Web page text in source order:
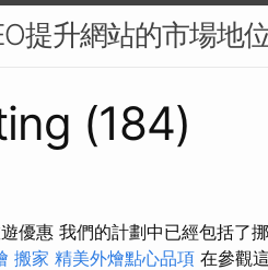
提升網站的市場地
(184)
優惠 我們的計劃中已經包括了
搬家 精美外燴點心品項 在參觀